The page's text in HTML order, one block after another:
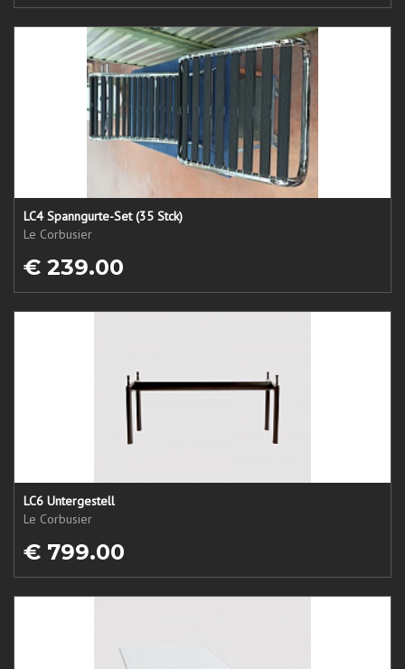
LC4 Spanngurte-Set (35 Stck)
Le Corbusier
€ 239.00
LC6 Untergestell
Le Corbusier
€ 799.00